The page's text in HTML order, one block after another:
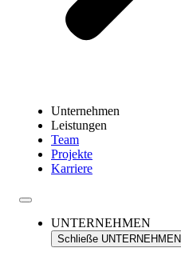
Unternehmen
Leistungen
Team
Projekte
Karriere
UNTERNEHMEN
Schließe UNTERNEHMEN